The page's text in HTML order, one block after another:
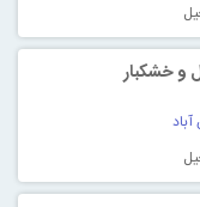
و خشکبار